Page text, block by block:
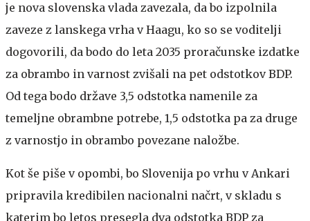
je nova slovenska vlada zavezala, da bo izpolnila
zaveze z lanskega vrha v Haagu, ko so se voditelji
dogovorili, da bodo do leta 2035 proračunske izdatke
za obrambo in varnost zvišali na pet odstotkov BDP.
Od tega bodo države 3,5 odstotka namenile za
temeljne obrambne potrebe, 1,5 odstotka pa za druge
z varnostjo in obrambo povezane naložbe.
Kot še piše v opombi, bo Slovenija po vrhu v Ankari
pripravila kredibilen nacionalni načrt, v skladu s
katerim bo letos presegla dva odstotka BDP za